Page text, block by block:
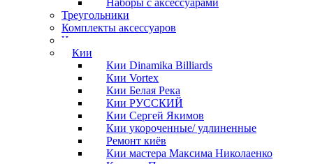
Треугольники
Комплекты аксессуаров
Часы
Кии
Кии Dinamika Billiards
Кии Vortex
Кии Белая Река
Кии РУССКИЙ
Кии Сергей Якимов
Кии укороченные/ удлиненные
Ремонт киёв
Кии мастера Максима Николаенко